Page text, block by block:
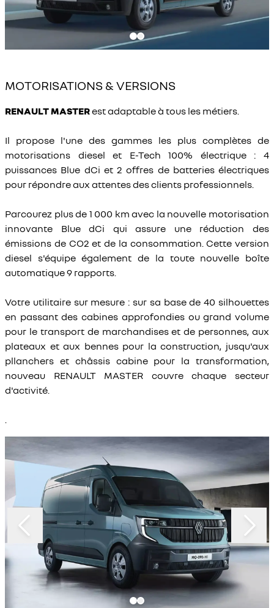
MOTORISATIONS & VERSIONS
RENAULT MASTERest adaptable à tous les métiers.
Il propose l'une des gammes les plus complètes de
motorisations diesel et E-Tech 100% électrique : 4
puissances Blue dCi et 2 offres de batteries électriques
pour répondre aux attentes des clients professionnels.
Parcourez plus de 1 000 km avec la nouvelle motorisation
innovante Blue dCi qui assure une réduction des
émissions de CO2 et de la consommation. Cette version
diesel s'équipe également de la toute nouvelle boîte
automatique 9 rapports.
Votre utilitaire sur mesure : sur sa base de 40 silhouettes
en passant des cabines approfondies ou grand volume
pour le transport de marchandises et de personnes, aux
plateaux et aux bennes pour la construction, jusqu'aux
pllanchers et châssis cabine pour la transformation,
nouveau RENAULT MASTER couvre chaque secteur
d'activité.
.
Slide 1 of 2